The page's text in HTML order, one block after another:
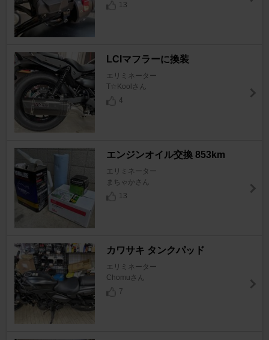
13
LCIマフラーに換装
エリミネーター
T☆Koolさん
4
エンジンオイル交換 853km
エリミネーター
まちゃかさん
13
カワサキ タンクパッド
エリミネーター
Chomuさん
7